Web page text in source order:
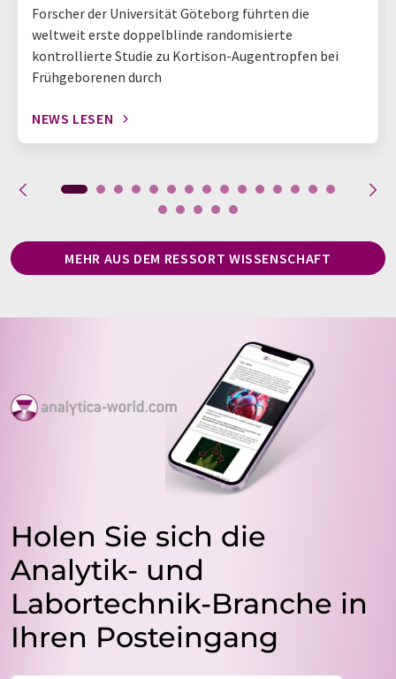
Forscher der Universität Göteborg führten die
weltweit erste doppelblinde randomisierte
kontrollierte Studie zu Kortison-Augentropfen bei
Frühgeborenen durch
NEWS LESEN
MEHR AUS DEM RESSORT WISSENSCHAFT
Holen Sie sich die
Analytik- und
Labortechnik-Branche in
Ihren Posteingang